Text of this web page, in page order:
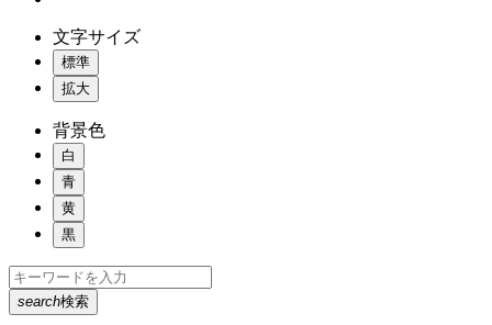
文字サイズ
標準
拡大
背景色
白
青
黄
黒
search検索